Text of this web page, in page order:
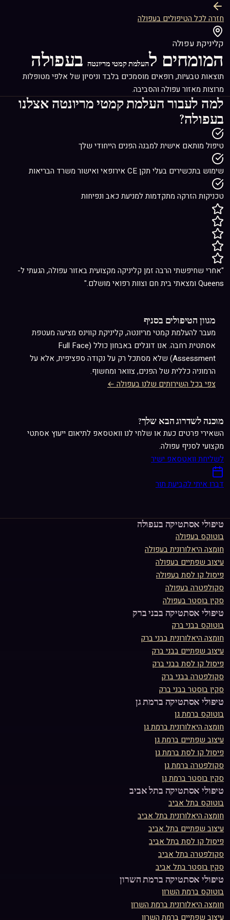
חזרה לכל הטיפולים בעפולה
קליניקת עפולה
המומחים להעלמת קמטי מריונטה בעפולה
תוצאות טבעיות, רופאים מוסמכים בלבד וניסיון של אלפי מטופלות
מרוצות מאזור עפולה והסביבה.
למה לעבור העלמת קמטי מריונטה אצלנו
בעפולה?
טיפול מותאם אישית למבנה הפנים הייחודי שלך
שימוש בתכשירים בעלי תקן CE אירופאי ואישור משרד הבריאות
טכניקות הזרקה מתקדמות למניעת כאב ונפיחות
"אחרי שחיפשתי הרבה זמן קליניקה מקצועית באזור עפולה, הגעתי ל-
Queens ומצאתי בית חם וצוות רפואי מושלם."
מגוון הטיפולים בסניף
מעבר להעלמת קמטי מריונטה, קליניקת קווינס מציעה מעטפת
אסתטית רחבה. אנו דוגלים באבחון כולל (Full Face
Assessment) שלא מסתכל רק על נקודה ספציפית, אלא על
הרמוניה כללית של הפנים, צוואר ומחשוף.
צפי בכל השירותים שלנו בעפולה ←
מוכנה לשדרוג הבא שלך?
השאירי פרטים כעת או שלחי לנו וואטסאפ לתיאום ייעוץ אסתטי
מקצועי לסניף עפולה.
לשליחת וואטסאפ ישיר
דברו איתי לקביעת תור
טיפולי אסתטיקה בעפולה
בוטוקס בעפולה
חומצה היאלורוניתבעפולה
עיצוב שפתיים בעפולה
פיסול קו לסתבעפולה
סקולפטרהבעפולה
סקין בוסטרבעפולה
טיפולי אסתטיקה בבני ברק
בוטוקס בבני ברק
חומצה היאלורוניתבבני ברק
עיצוב שפתיים בבני ברק
פיסול קו לסתבבני ברק
סקולפטרהבבני ברק
סקין בוסטרבבני ברק
טיפולי אסתטיקה ברמת גן
בוטוקס ברמת גן
חומצה היאלורוניתברמת גן
עיצוב שפתיים ברמת גן
פיסול קו לסתברמת גן
סקולפטרהברמת גן
סקין בוסטרברמת גן
טיפולי אסתטיקה בתל אביב
בוטוקס בתל אביב
חומצה היאלורוניתבתל אביב
עיצוב שפתיים בתל אביב
פיסול קו לסתבתל אביב
סקולפטרהבתל אביב
סקין בוסטרבתל אביב
טיפולי אסתטיקה ברמת השרון
בוטוקס ברמת השרון
חומצה היאלורוניתברמת השרון
עיצוב שפתיים ברמת השרון